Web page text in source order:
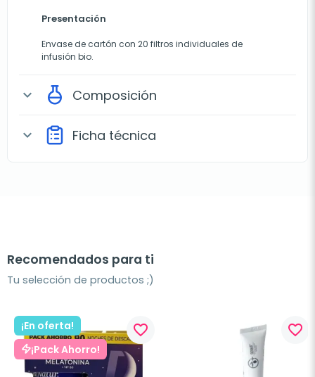
Presentación
Envase de cartón con 20 filtros individuales de
infusión bio.
expand_more Composición
expand_more Ficha técnica
Recomendados para ti
Tu selección de productos ;)
¡En oferta!
¡Pack Ahorro!
favorite_border favorite_border